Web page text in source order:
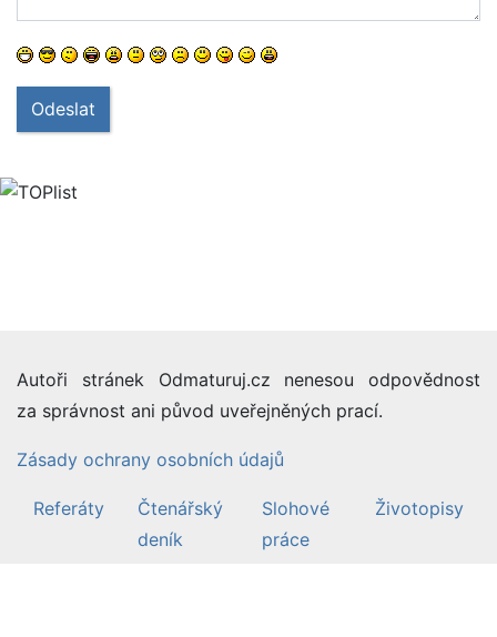
Odeslat
Autoři stránek Odmaturuj.cz nenesou odpovědnost
za správnost ani původ uveřejněných prací.
Zásady ochrany osobních údajů
Referáty
Čtenářský
deník
Slohové
práce
Životopisy